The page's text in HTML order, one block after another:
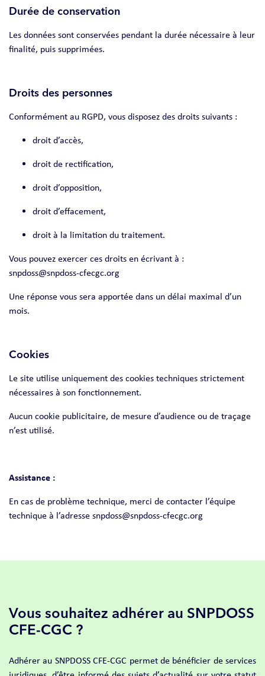
Durée de conservation
Les données sont conservées pendant la durée nécessaire à leur
finalité, puis supprimées.
Droits des personnes
Conformément au RGPD, vous disposez des droits suivants :
droit d’accès,
droit de rectification,
droit d’opposition,
droit d’effacement,
droit à la limitation du traitement.
Vous pouvez exercer ces droits en écrivant à :
snpdoss@snpdoss-cfecgc.org
Une réponse vous sera apportée dans un délai maximal d’un
mois.
Cookies
Le site utilise uniquement des cookies techniques strictement
nécessaires à son fonctionnement.
Aucun cookie publicitaire, de mesure d’audience ou de traçage
n’est utilisé.
Assistance :
En cas de problème technique, merci de contacter l’équipe
technique à l’adresse snpdoss@snpdoss-cfecgc.org
Vous souhaitez adhérer au SNPDOSS
CFE-CGC ?
Adhérer au SNPDOSS CFE-CGC permet de bénéficier de services